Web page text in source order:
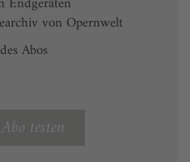
von Opernwelt
Abos
testen